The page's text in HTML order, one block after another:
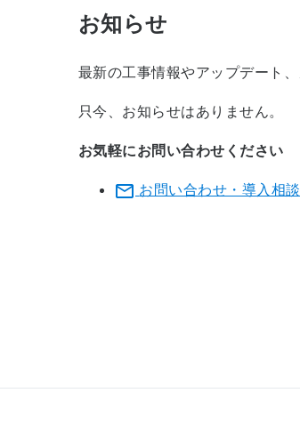
お知らせ
最新の工事情報やアップデート
只今、お知らせはありません。
お気軽にお問い合わせください
お問い合わせ・導入相談